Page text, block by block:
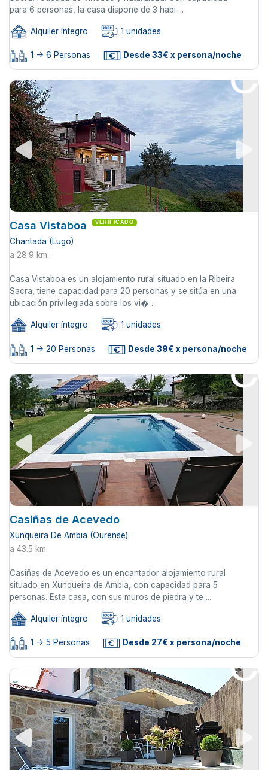
para 6 personas, la casa dispone de 3 habi ...
Alquiler íntegro 1 unidades
1 -> 6 Personas Desde 33€ x persona/noche
Casa Vistaboa VERIFICADO
Chantada (Lugo)
a 28.9 km.
Casa Vistaboa es un alojamiento rural situado en la Ribeira
Sacra, tiene capacidad para 20 personas y se sitúa en una
ubicación privilegiada sobre los vi� ...
Alquiler íntegro 1 unidades
1 -> 20 Personas Desde 39€ x persona/noche
Casiñas de Acevedo
Xunqueira De Ambia (Ourense)
a 43.5 km.
Casiñas de Acevedo es un encantador alojamiento rural
situado en Xunqueira de Ambia, con capacidad para 5
personas. Esta casa, con sus muros de piedra y te ...
Alquiler íntegro 1 unidades
1 -> 5 Personas Desde 27€ x persona/noche